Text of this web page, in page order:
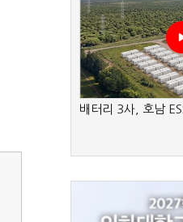
배터리 3사, 호남